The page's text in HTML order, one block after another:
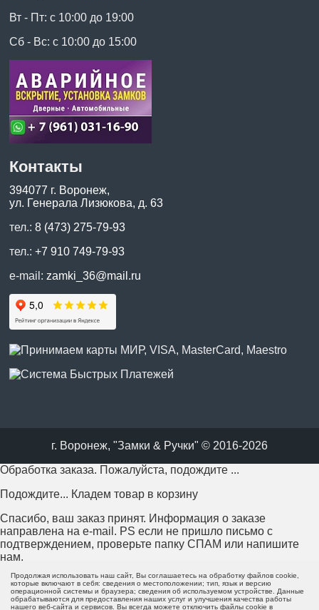
Вт - Пт: с 10:00 до 19:00
Сб - Вс: с 10:00 до 15:00
Контакты
394077 г. Воронеж,
ул. Генерала Лизюкова, д. 63
тел.:8 (473) 275-79-93
тел.:+7 910 749-79-93
e-mail: zamki_36@mail.ru
г. Воронеж, "Замки & Ручки" © 2016-2026
Продолжая использовать наш сайт, Вы соглашаетесь на обработку файлов cookie,
которые включают в себя: сведения о местоположении; тип, язык и версию
операционной системы и браузера; сведения об используемом устройстве. Данные
обрабатываются для предоставления наших услуг и улучшения качества работы
нашего веб-сайта и сервисов. Вы всегда можете отключить файлы cookie в
Обработка заказа. Пожалуйста, подождите ...
Подождите... Кладем товар в корзину
Спасибо, ваш заказ принят. Информация о заказе
направлена на e-mail. PS если не пришло письмо с
подтверждением, проверьте папку СПАМ или напишите
нам.
Возникла проблема с отправкой заказа. Пожалуйста,
попробуйте еще раз или напишите нам.